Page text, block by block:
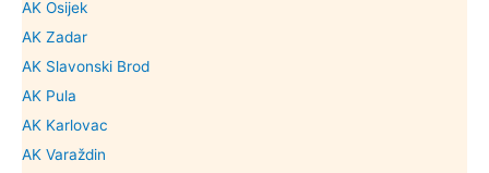
AK Osijek
AK Zadar
AK Slavonski Brod
AK Pula
AK Karlovac
AK Varaždin